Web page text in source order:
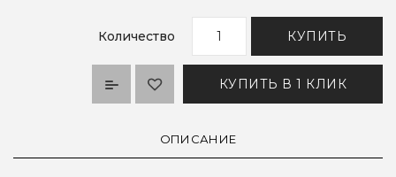
Количество КУПИТЬ
КУПИТЬ В 1 КЛИК
ОПИСАНИЕ